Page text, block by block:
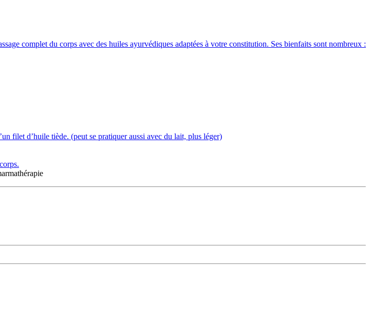
complet du corps avec des huiles ayurvédiques adaptées à votre constitution. Ses bienfaits sont nombreux :
filet d’huile tiède. (peut se pratiquer aussi avec du lait, plus léger)